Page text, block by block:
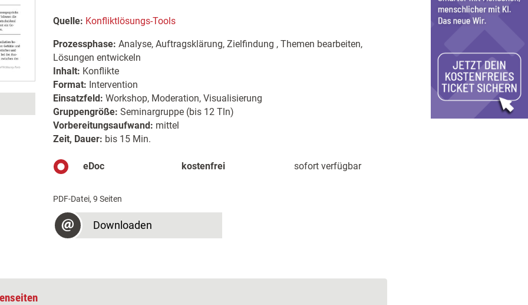
Quelle: Konfliktlösungs-Tools
Prozessphase: Analyse, Auftragsklärung, Zielfindung , Themen bearbeiten,
Lösungen entwickeln
Inhalt: Konflikte
Format: Intervention
Einsatzfeld: Workshop, Moderation, Visualisierung
Gruppengröße: Seminargruppe (bis 12 Tln)
Vorbereitungsaufwand: mittel
Zeit, Dauer: bis 15 Min.
eDoc kostenfrei sofort verfügbar
PDF-Datei, 9 Seiten
Downloaden